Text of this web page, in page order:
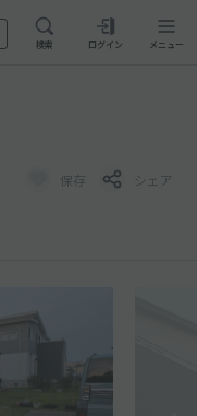
検索 ログイン メニュー
保存 シェア